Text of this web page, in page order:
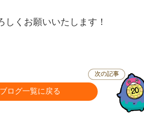
しくお願いいたします！
ブログ一覧に戻る
次の記事